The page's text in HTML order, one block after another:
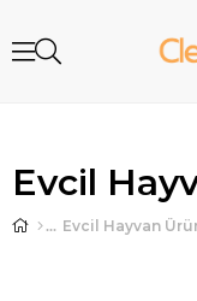
Evcil
Evcil Hayvan